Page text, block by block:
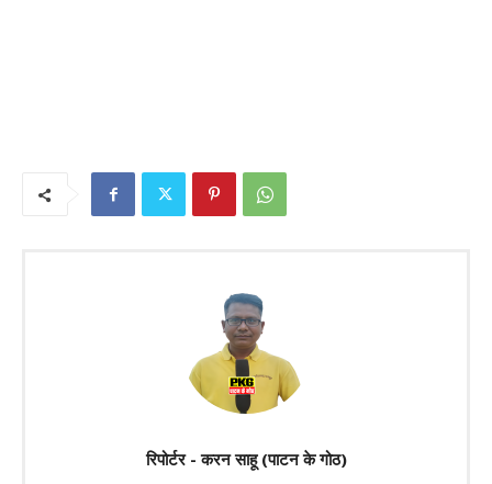
रिपोर्टर - करन साहू (पाटन के गोठ)